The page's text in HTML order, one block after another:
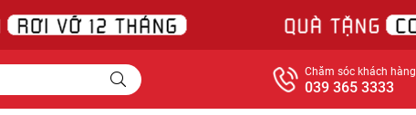
Chăm sóc khách hàng
039 365 3333